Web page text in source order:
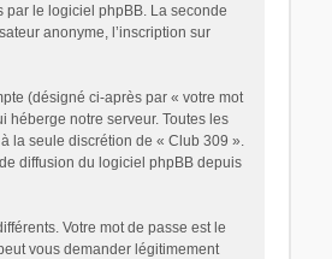
par le logiciel phpBB. La seconde
anonyme, l’inscription sur
(désigné ci-après par « votre mot
notre serveur. Toutes les
la seule discrétion de « Club 309 ».
diffusion du logiciel phpBB depuis
Votre mot de passe est le
vous demander légitimement